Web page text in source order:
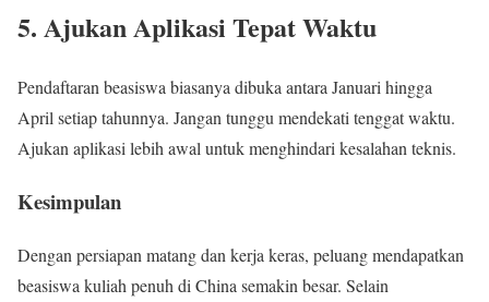
5. Ajukan Aplikasi Tepat Waktu
Pendaftaran beasiswa biasanya dibuka antara Januari hingga
April setiap tahunnya. Jangan tunggu mendekati tenggat waktu.
Ajukan aplikasi lebih awal untuk menghindari kesalahan teknis.
Kesimpulan
Dengan persiapan matang dan kerja keras, peluang mendapatkan
beasiswa kuliah penuh di China semakin besar. Selain